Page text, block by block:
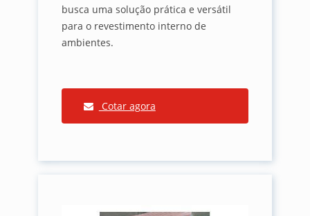
busca uma solução prática e versátil
para o revestimento interno de
ambientes.
Cotar agora